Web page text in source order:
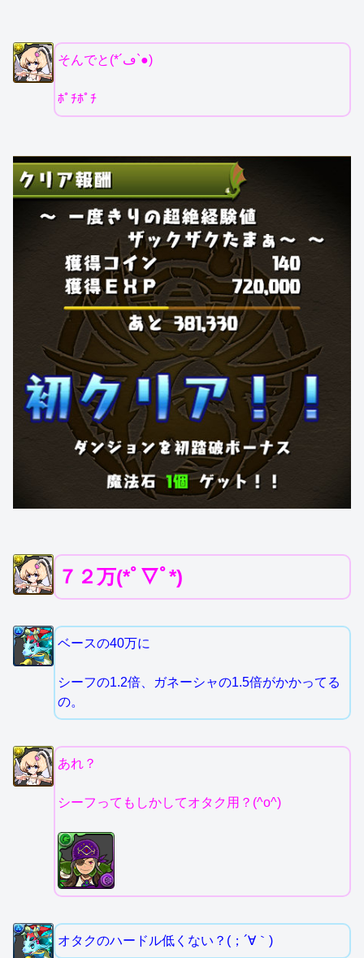
そんでと(*´ڡ`●)
ﾎﾟﾁﾎﾟﾁ
７２万(*ﾟ▽ﾟ*)
ベースの40万に
シーフの1.2倍、ガネーシャの1.5倍がかかってる
の。
あれ？
シーフってもしかしてオタク用？(^o^)
オタクのハードル低くない？(；´∀｀)